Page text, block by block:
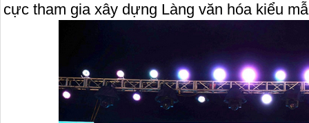
cực tham gia xây dựng Làng văn hóa kiểu